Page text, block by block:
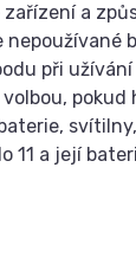
a
při
11 a její